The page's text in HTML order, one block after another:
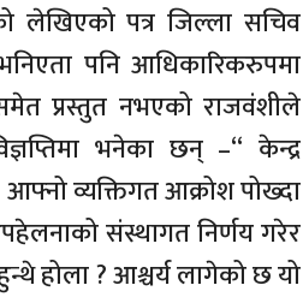
लेखिएको पत्र जिल्ला सचिव
पनि आधिकारिकरुपमा
प्रस्तुत नभएको राजवंशीले
भनेका छन् –“ केन्द्र
व्यक्तिगत आक्रोश पोख्दा
संस्थागत निर्णय गरेर
होला ? आश्चर्य लागेको छ यो